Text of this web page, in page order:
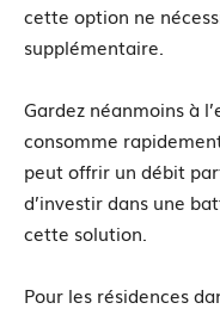
cette option ne
supplémentaire.
Gardez néanmoins à
consomme
peut offrir un débit
d’investir dans une
cette solution.
Pour les résidences